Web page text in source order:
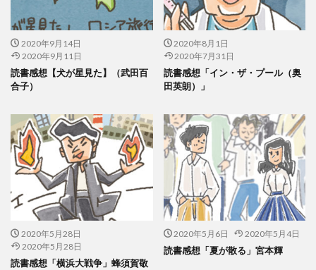
2020年9月14日
2020年9月11日
読書感想【犬が星見た】（武田百
合子）
2020年8月1日
2020年7月31日
読書感想「イン・ザ・プール（奥
田英朗）」
2020年5月28日
2020年5月28日
読書感想「横浜大戦争」蜂須賀敬
2020年5月6日 2020年5月4日
読書感想「夏が散る」宮本輝